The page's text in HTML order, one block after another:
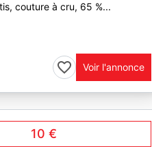
couture à cru, 65 %...
Voir l'annonce
10 €